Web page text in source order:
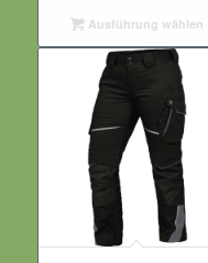
Ausführung wählen